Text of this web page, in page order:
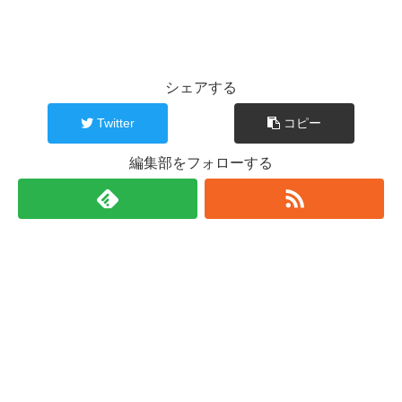
シェアする
Twitter コピー
編集部をフォローする